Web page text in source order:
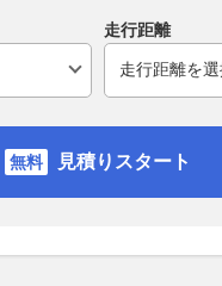
走行距離
見積りスタート